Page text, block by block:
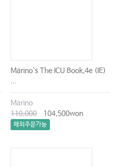
Marino`s The ICU Book,4e (IE)
...
Marino
110,000
104,500won
해외주문가능